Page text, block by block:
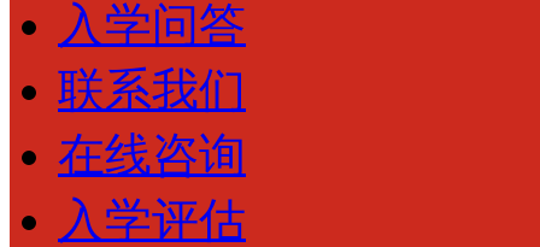
入学问答
联系我们
在线咨询
入学评估